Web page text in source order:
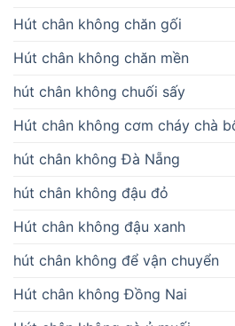
Hút chân không chăn gối
Hút chân không chăn mền
hút chân không chuối sấy
Hút chân không cơm cháy chà
hút chân không Đà Nẵng
hút chân không đậu đỏ
Hút chân không đậu xanh
hút chân không để vận chuyển
Hút chân không Đồng Nai